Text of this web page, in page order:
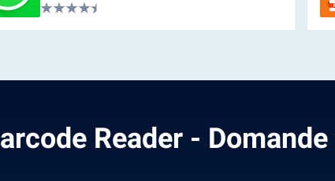
Reader -